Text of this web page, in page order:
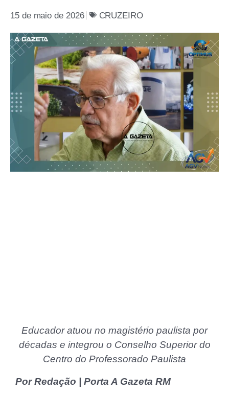
15 de maio de 2026 CRUZEIRO
Educador atuou no magistério paulista por
décadas e integrou o Conselho Superior do
Centro do Professorado Paulista
Por Redação | Porta A Gazeta RM